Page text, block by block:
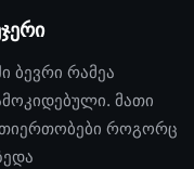
ბევრი რამეა
მათი
როგორც